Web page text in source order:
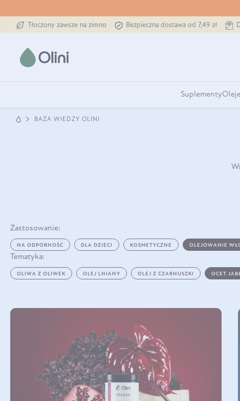
Tłoczony zawsze na zimno Bezpieczna dostawa od 7,49 zł
Suplementy
BAZA WIEDZY OLINI
Zastosowanie:
NA ODPORNOŚĆ DLA DZIECI KOSMETYCZNE OLEJOWANIE
Tematyka:
OLIWA Z OLIWEK OLEJ LNIANY OLEJ Z CZARNUSZKI OCET